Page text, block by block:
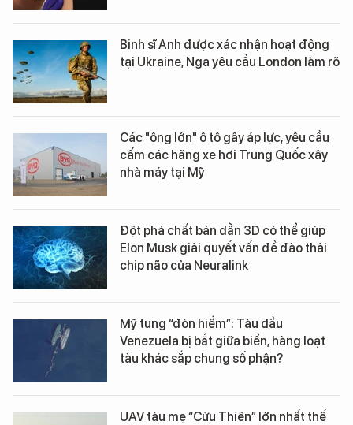
Binh sĩ Anh được xác nhận hoạt động
tại Ukraine, Nga yêu cầu London làm rõ
Các "ông lớn" ô tô gây áp lực, yêu cầu
cấm các hãng xe hơi Trung Quốc xây
nhà máy tại Mỹ
Đột phá chất bán dẫn 3D có thể giúp
Elon Musk giải quyết vấn đề đào thải
chip não của Neuralink
Mỹ tung “đòn hiểm”: Tàu dầu
Venezuela bị bắt giữa biển, hàng loạt
tàu khác sắp chung số phận?
UAV tàu mẹ “Cửu Thiên” lớn nhất thế